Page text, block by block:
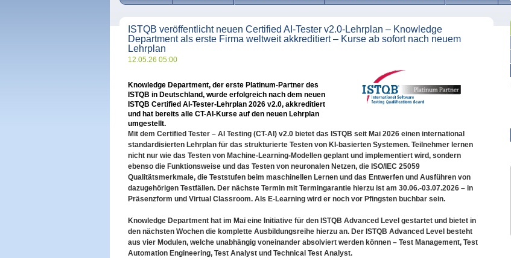
ISTQB veröffentlicht neuen Certified AI-Tester v2.0-Lehrplan – Knowledge
Department als erste Firma weltweit akkreditiert – Kurse ab sofort nach neuem
Lehrplan
12.05.26 05:00
Knowledge Department, der erste Platinum-Partner des
ISTQB in Deutschland, wurde erfolgreich nach dem neuen
ISTQB Certified AI-Tester-Lehrplan 2026 v2.0, akkreditiert
und hat bereits alle CT-AI-Kurse auf den neuen Lehrplan
umgestellt.
Mit dem Certified Tester – AI Testing (CT-AI) v2.0 bietet das ISTQB seit Mai 2026 einen international
standardisierten Lehrplan für das strukturierte Testen von KI-basierten Systemen. Teilnehmer lernen
nicht nur wie das Testen von Machine-Learning-Modellen geplant und implementiert wird, sondern
ebenso die Funktionsweise und das Testen von neuronalen Netzen, die ISO/IEC 25059
Qualitätsmerkmale, die Teststufen beim maschinellen Lernen und das Entwerfen und Ausführen von
dazugehörigen Testfällen. Der nächste Termin mit Termingarantie hierzu ist am 30.06.-03.07.2026 – in
Präsenzform und Virtual Classroom. Als E-Learning wird er noch vor Pfingsten buchbar sein.
Knowledge Department hat im Mai eine Initiative für den ISTQB Advanced Level gestartet und bietet in
den nächsten Wochen die komplette Ausbildungsreihe hierzu an. Der ISTQB Advanced Level besteht
aus vier Modulen, welche unabhängig voneinander absolviert werden können – Test Management, Test
Automation Engineering, Test Analyst und Technical Test Analyst.